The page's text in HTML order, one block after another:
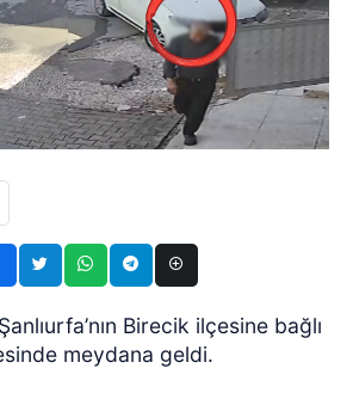
Birecik ilçesine bağlı
meydana geldi.